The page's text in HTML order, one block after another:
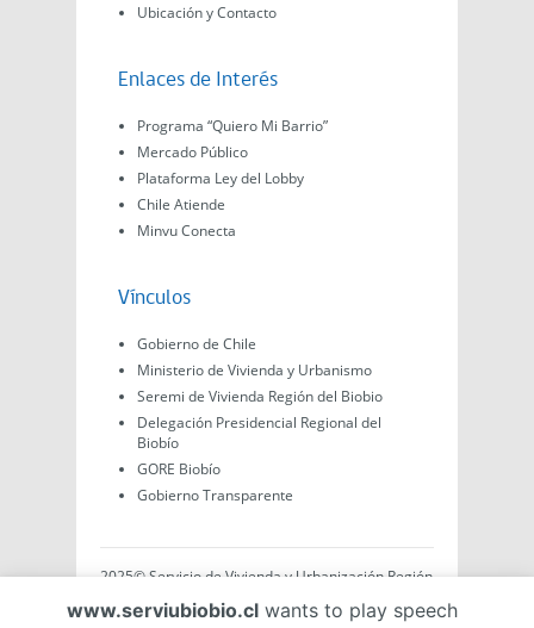
Ubicación y Contacto
Enlaces de Interés
Programa “Quiero Mi Barrio”
Mercado Público
Plataforma Ley del Lobby
Chile Atiende
Minvu Conecta
Vínculos
Gobierno de Chile
Ministerio de Vivienda y Urbanismo
Seremi de Vivienda Región del Biobio
Delegación Presidencial Regional del
Biobío
GORE Biobío
Gobierno Transparente
2025© Servicio de Vivienda y Urbanización Región
Región del Biobío, Chile. Todo el contenido de este
www.serviubiobio.cl wants to play speech